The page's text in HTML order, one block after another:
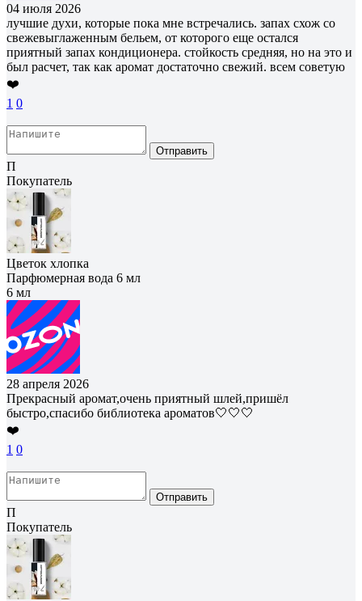
04 июля 2026
лучшие духи, которые пока мне встречались. запах схож со
свежевыглаженным бельем, от которого еще остался
приятный запах кондиционера. стойкость средняя, но на это и
был расчет, так как аромат достаточно свежий. всем советую
❤️
1 0
Отправить
П
Покупатель
Цветок хлопка
Парфюмерная вода 6 мл
6 мл
28 апреля 2026
Прекрасный аромат,очень приятный шлей,пришёл
быстро,спасибо библиотека ароматов🤍🤍🤍
❤️
1 0
Отправить
П
Покупатель